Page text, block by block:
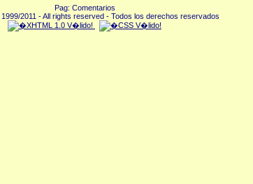
Pag: Comentarios
1999/2011 - All rights reserved - Todos los derechos reservados